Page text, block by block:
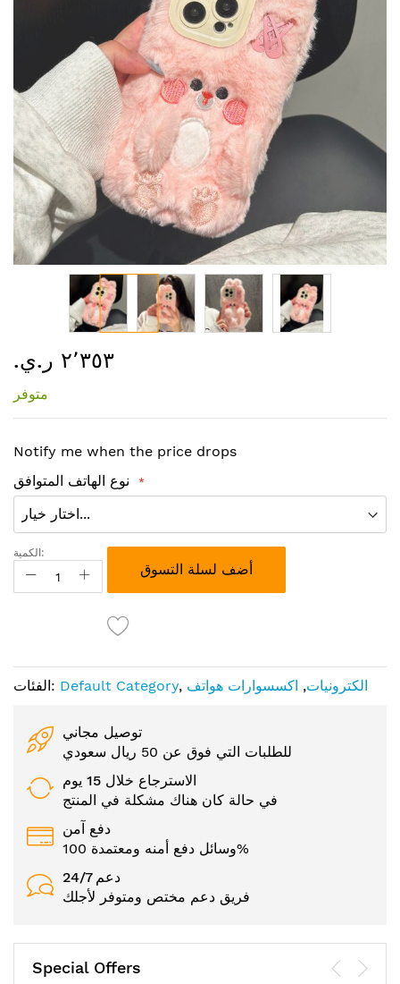
إلى
معرض
الصور
٢٬٣٥٣ ر.ي.‏
متوفر
Notify me when the price drops
نوع الهاتف المتوافق
الكمية:
أضف لسلة التسوق
الفئات: Default Category, الكترونيات, اكسسوارات هواتف
توصيل مجاني
للطلبات التي فوق عن 50 ريال سعودي
الاسترجاع خلال 15 يوم
في حالة كان هناك مشكلة في المنتج
دفع آمن
وسائل دفع أمنه ومعتمدة 100%
24/7 دعم
فريق دعم مختص ومتوفر لأجلك
Special Offers